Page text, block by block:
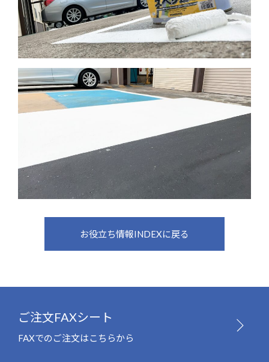
お役立ち情報INDEXに戻る
ご注文FAXシート
FAXでのご注文はこちらから